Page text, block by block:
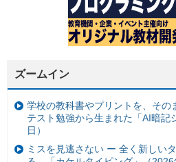
ズームイン
学校の教科書やプリントを、そ
テスト勉強から生まれた「AI暗記
日）
ミスを見逃さない ー 全く新しい